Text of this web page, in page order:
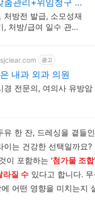
춤관리+위임청구 재
무료알림
처방전 발급, 소모성재
, 처방/급여 일수 관리
광고
내과 외과 의원
문의, 여의사 유방암 자궁암 검진,
유 한 잔, 드레싱을 곁들
이는 건강한 선택일까요
이 포함하는 '첨가물 조
라질 수 있다고 합니다.
어떤 영향을 미치는지